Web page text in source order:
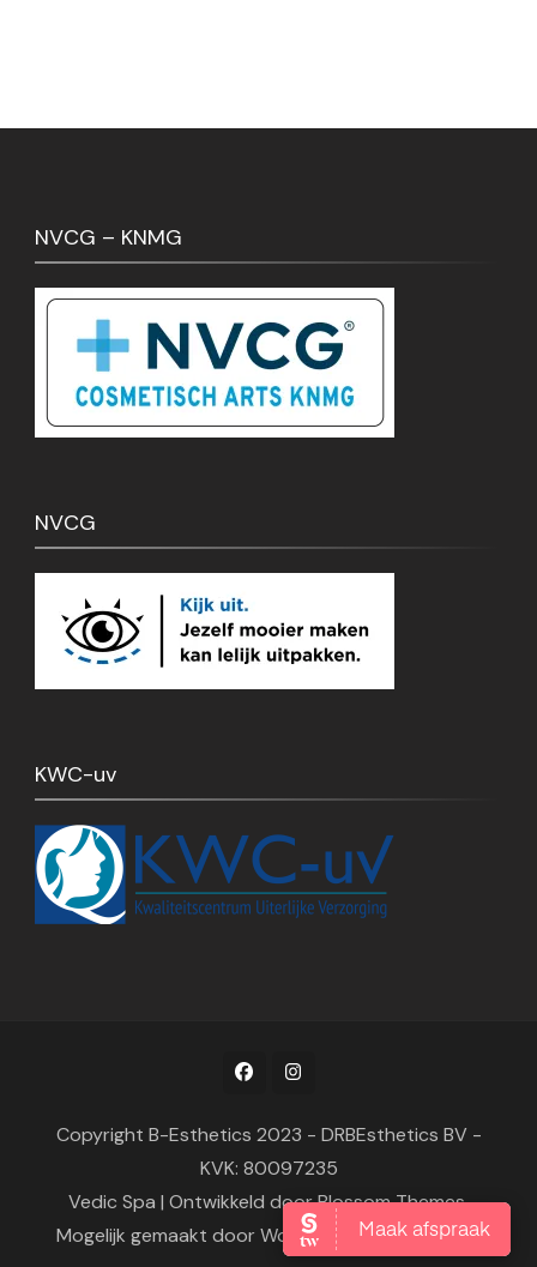
NVCG – KNMG
NVCG
KWC-uv
Copyright B-Esthetics 2023 - DRBEsthetics BV -
KVK: 80097235
Vedic Spa | Ontwikkeld doorBlossom Themes.
Mogelijk gemaakt door WordPress .Privacybeleid